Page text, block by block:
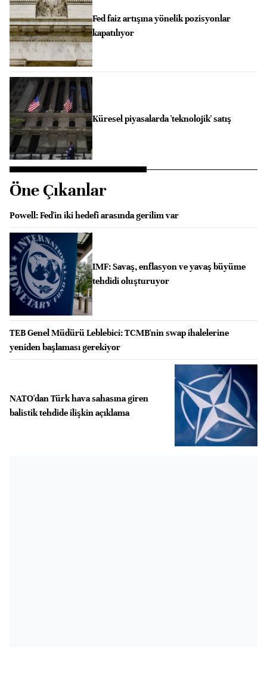
Fed faiz artışına yönelik pozisyonlar
kapatılıyor
Küresel piyasalarda 'teknolojik' satış
Öne Çıkanlar
Powell: Fed'in iki hedefi arasında gerilim var
IMF: Savaş, enflasyon ve yavaş büyüme
tehdidi oluşturuyor
TEB Genel Müdürü Leblebici: TCMB'nin swap ihalelerine
yeniden başlaması gerekiyor
NATO'dan Türk hava sahasına giren
balistik tehdide ilişkin açıklama